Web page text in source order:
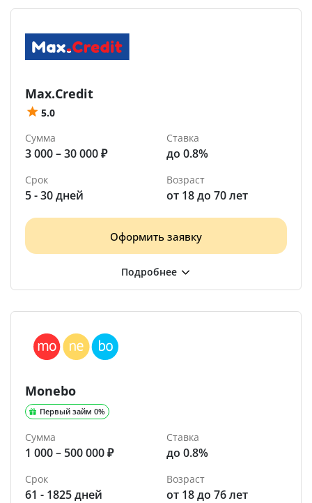
Max.Credit
5.0
Сумма
3 000 – 30 000 ₽
Ставка
до 0.8%
Срок
5 - 30 дней
Возраст
от 18 до 70 лет
Оформить заявку
Monebo
Первый займ 0%
Сумма
1 000 – 500 000 ₽
Ставка
до 0.8%
Срок
61 - 1825 дней
Возраст
от 18 до 76 лет